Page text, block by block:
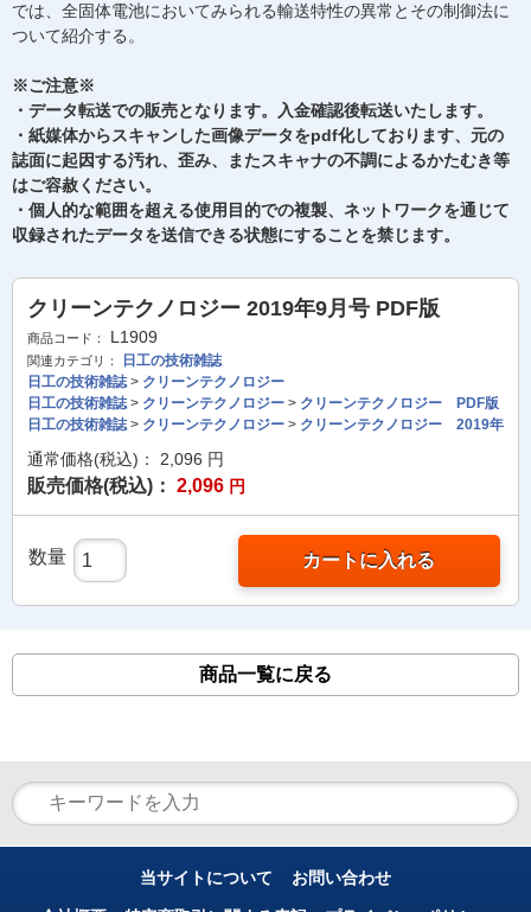
では、全固体電池においてみられる輸送特性の異常とその制御法に
ついて紹介する。
※ご注意※
・データ転送での販売となります。入金確認後転送いたします。
・紙媒体からスキャンした画像データをpdf化しております、元の
誌面に起因する汚れ、歪み、またスキャナの不調によるかたむき等
はご容赦ください。
・個人的な範囲を超える使用目的での複製、ネットワークを通じて
収録されたデータを送信できる状態にすることを禁じます。
クリーンテクノロジー 2019年9月号 PDF版
商品コード： L1909
関連カテゴリ：
日工の技術雑誌
日工の技術雑誌> クリーンテクノロジー
日工の技術雑誌> クリーンテクノロジー > クリーンテクノロジー PDF版
日工の技術雑誌> クリーンテクノロジー > クリーンテクノロジー 2019年
通常価格(税込)： 2,096 円
販売価格(税込)： 2,096 円
数量 カートに入れる
商品一覧に戻る
当サイトについて お問い合わせ